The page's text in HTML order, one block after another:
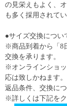
の見栄えもよく、
も多く採用されて
●サイズ交換につい
※商品到着から「8
交換を承ります。
※オンラインショ
応は致しかねます。
返品条件、交換に
※詳しくは下記を